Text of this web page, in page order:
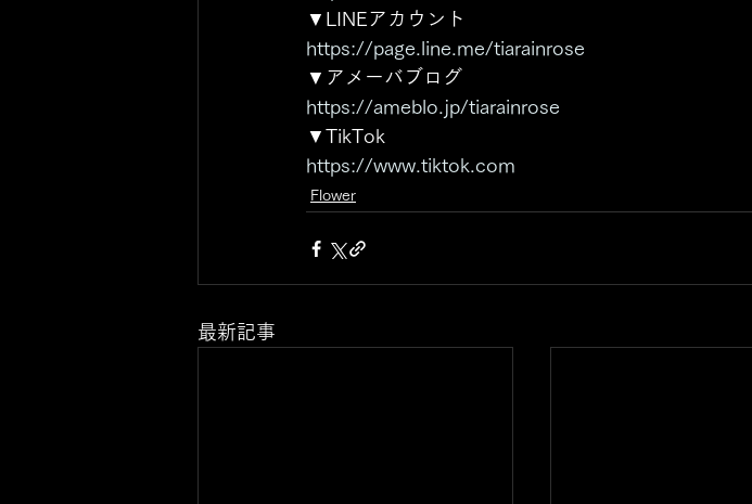
▼LINEアカウント
https://page.line.me/tiarainrose
▼アメーバブログ
https://ameblo.jp/tiarainrose
▼TikTok
https://www.tiktok.com
Flower
最新記事